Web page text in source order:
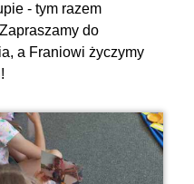
- tym razem
do
a Franiowi życzymy